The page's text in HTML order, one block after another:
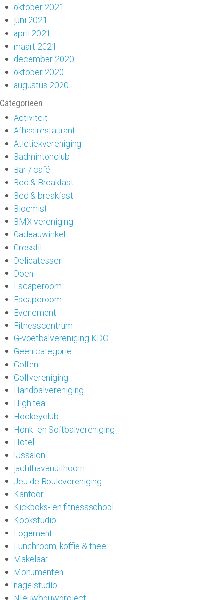
oktober 2021
juni 2021
april 2021
maart 2021
december 2020
oktober 2020
augustus 2020
Categorieën
Activiteit
Afhaalrestaurant
Atletiekvereniging
Badmintonclub
Bar / café
Bed & Breakfast
Bed & breakfast
Bloemist
BMX vereniging
Cadeauwinkel
Crossfit
Delicatessen
Doen
Escaperoom
Escaperoom
Evenement
Fitnesscentrum
G-voetbalvereniging KDO
Geen categorie
Golfen
Golfvereniging
Handbalvereniging
High tea
Hockeyclub
Honk- en Softbalvereniging
Hotel
IJssalon
jachthavenuithoorn
Jeu de Boulevereniging
Kantoor
Kickboks- en fitnessschool
Kookstudio
Logement
Lunchroom, koffie & thee
Makelaar
Monumenten
nagelstudio
NIeuwbouwproject